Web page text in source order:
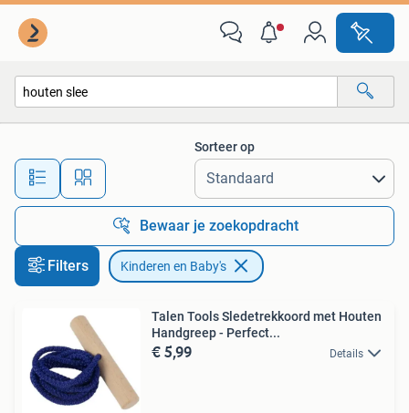
Alle afstanden…
Sorteer op
Bewaar je zoekopdracht
Filters Kinderen en Baby's
Talen Tools Sledetrekkoord met Houten
Handgreep - Perfect...
€ 5,99 Details